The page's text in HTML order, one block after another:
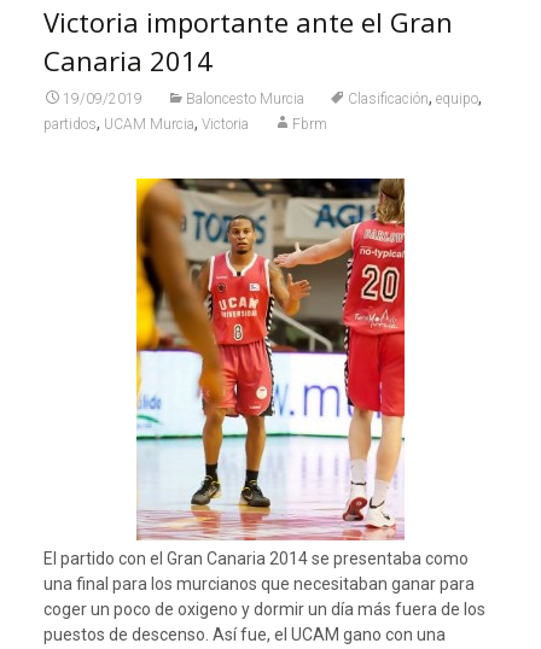
Victoria importante ante el Gran
Canaria 2014
19/09/2019 Baloncesto Murcia Clasificación, equipo,
partidos, UCAM Murcia, Victoria Fbrm
El partido con el Gran Canaria 2014 se presentaba como
una final para los murcianos que necesitaban ganar para
coger un poco de oxigeno y dormir un día más fuera de los
puestos de descenso. Así fue, el UCAM gano con una